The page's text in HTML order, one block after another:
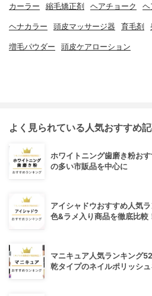
カーラー 縮毛矯正剤 ヘアチョーク ヘ
ヘナカラー 頭皮マッサージ器 育毛剤
増毛パウダー 頭皮ケアローション
よく見られている人気おすすめ
ホワイトニング歯磨き粉お
の多い市販品を中心に
アイシャドウおすすめ人気
色&ラメ入り商品を徹底比較
マニキュア人気ランキング
乾タイプのネイルポリッシュ